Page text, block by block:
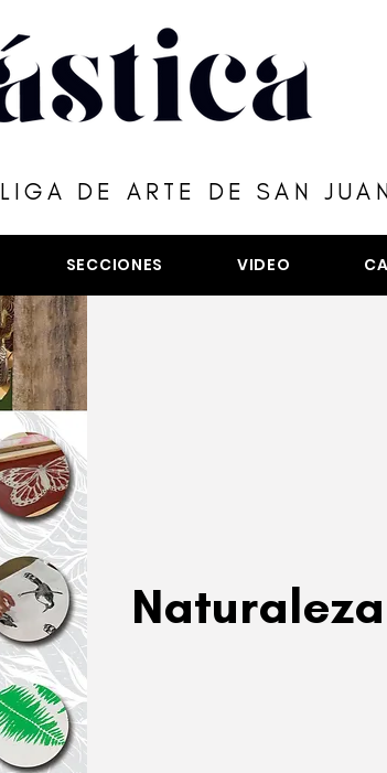
DE ARTE DE SAN
SECCIONES VIDEO